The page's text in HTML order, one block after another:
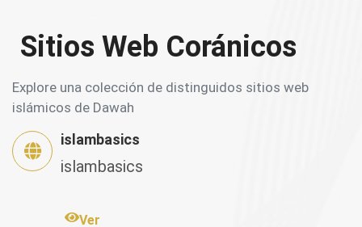
Sitios Web Coránicos
Explore una colección de distinguidos sitios web
islámicos de Dawah
islambasics
islambasics
Ver